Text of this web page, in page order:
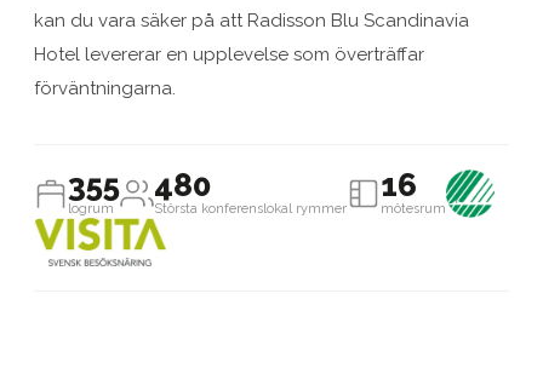
kan du vara säker på att Radisson Blu Scandinavia
Hotel levererar en upplevelse som överträffar
förväntningarna.
355
logrum
480
Största konferenslokal rymmer
16
mötesrum